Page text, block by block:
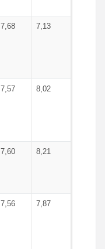
7,68 7,13
7,57 8,02
7,60 8,21
7,56 7,87